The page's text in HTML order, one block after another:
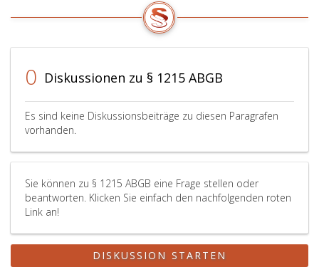
0 Diskussionen zu § 1215 ABGB
Es sind keine Diskussionsbeiträge zu diesen Paragrafen
vorhanden.
Sie können zu § 1215 ABGB eine Frage stellen oder
beantworten. Klicken Sie einfach den nachfolgenden roten
Link an!
DISKUSSION STARTEN